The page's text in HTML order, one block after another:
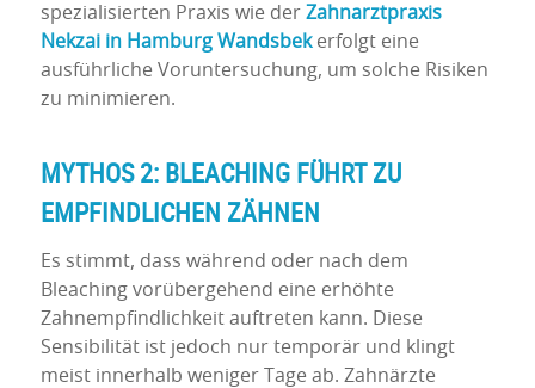
spezialisierten Praxis wie der Zahnarztpraxis
Nekzaiin Hamburg Wandsbekerfolgt eine
ausführliche Voruntersuchung, um solche Risiken
zu minimieren.
MYTHOS 2: BLEACHINGFÜHRT ZU
EMPFINDLICHEN ZÄHNEN
Es stimmt, dass während oder nach dem
Bleaching vorübergehend eine erhöhte
Zahnempfindlichkeit auftreten kann. Diese
Sensibilität ist jedoch nur temporär und klingt
meist innerhalb weniger Tage ab. Zahnärzte